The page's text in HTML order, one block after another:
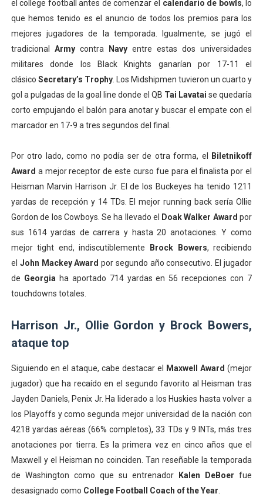
el college football antes de comenzar el calendario de bowls, lo
que hemos tenido es el anuncio de todos los premios para los
mejores jugadores de la temporada. Igualmente, se jugó el
tradicional Armycontra Navy entre estas dos universidades
militares donde los Black Knights ganarían por 17-11 el
clásico Secretary’s Trophy. Los Midshipmen tuvieron un cuarto y
gol a pulgadas de la goal line donde el QB Tai Lavatai se quedaría
corto empujando el balón para anotar y buscar el empate con el
marcador en 17-9 a tres segundos del final.
Por otro lado, como no podía ser de otra forma, el
Biletnikoff
Award a mejor receptor de este curso fue para el finalista por el
Heisman Marvin Harrison Jr. El de los Buckeyes ha tenido 1211
yardas de recepción y 14 TDs. El mejor running back sería Ollie
Gordon de los Cowboys. Se ha llevado el
Doak Walker Award por
sus 1614 yardas de carrera y hasta 20 anotaciones. Y como
mejor tight end, indiscutiblemente
Brock Bowers, recibiendo
el John Mackey Award por segundo año consecutivo. El jugador
de Georgia ha aportado 714 yardas en 56 recepciones con 7
touchdowns totales.
Harrison Jr., Ollie Gordon y Brock Bowers,
ataque top
Siguiendo en el ataque, cabe destacar el Maxwell Award (mejor
jugador) que ha recaído en el segundo favorito al Heisman tras
Jayden Daniels, Penix Jr. Ha liderado a los Huskies hasta volver a
los Playoffs y como segunda mejor universidad de la nación con
4218 yardas aéreas (66% completos), 33 TDs y 9 INTs, más tres
anotaciones por tierra. Es la primera vez en cinco años que el
Maxwell y el Heisman no coinciden. Tan reseñable la temporada
de Washington como que su entrenador
Kalen DeBoer fue
desasignado como College Football Coach of the Year